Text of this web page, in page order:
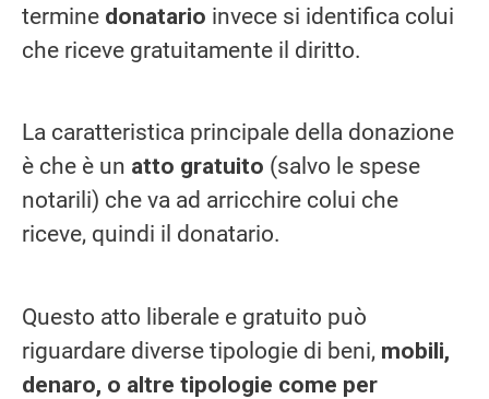
termine donatario invece si identifica colui
che riceve gratuitamente il diritto.
La caratteristica principale della donazione
è che è un atto gratuito (salvo le spese
notarili) che va ad arricchire colui che
riceve, quindi il donatario.
Questo atto liberale e gratuito può
riguardare diverse tipologie di beni, mobili,
denaro, o altre tipologie come per